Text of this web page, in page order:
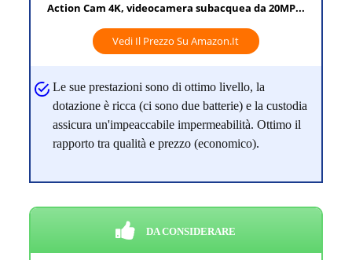
Action Cam 4K, videocamera subacquea da 20MP...
Vedi Il Prezzo Su Amazon.it
Le sue prestazioni sono di ottimo livello, la
dotazione è ricca (ci sono due batterie) e la custodia
assicura un'impeaccabile impermeabilità. Ottimo il
rapporto tra qualità e prezzo (economico).
DA CONSIDERARE